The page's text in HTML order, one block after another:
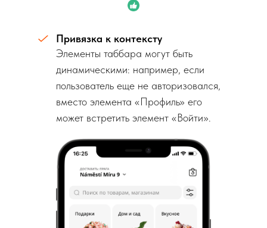
Привязка к контексту
Элементы таббара могут быть
динамическими: например, если
пользователь еще не авторизовался,
вместо элемента «Профиль» его
может встретить элемент «Войти».